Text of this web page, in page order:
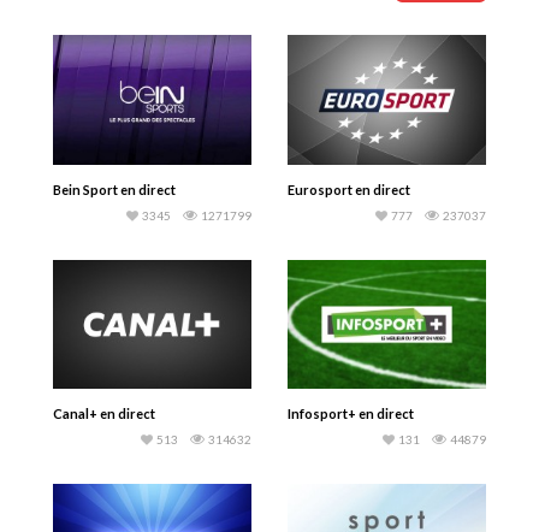
Bein Sport en direct
1271799
3345
Eurosport en direct
237037
777
Canal+ en direct
314632
513
Infosport+ en direct
44879
131